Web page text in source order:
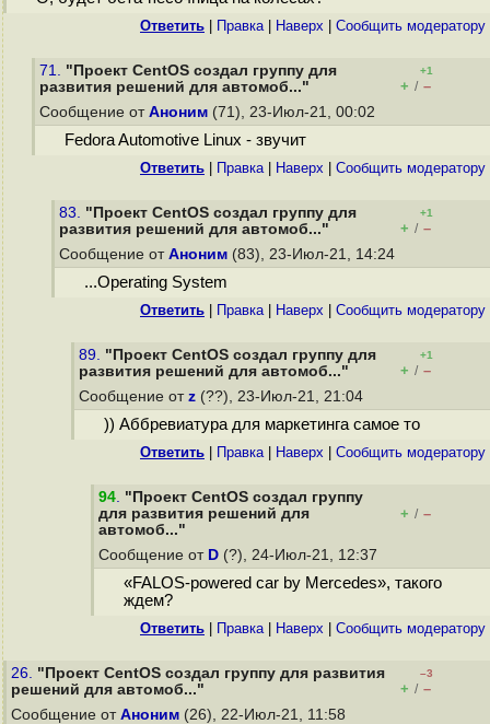
Ответить Правка| Наверх Cообщить модератору
71. "Проект CentOS создал группу для
развития решений для автомоб..."
+1
+ / –
Сообщение от Аноним (71), 23-Июл-21, 00:02
Fedora Automotive Linux - звучит
Ответить Правка| Наверх Cообщить модератору
83. "Проект CentOS создал группу для
развития решений для автомоб..."
+1
+ / –
Сообщение от Аноним (83), 23-Июл-21, 14:24
...Operating System
Ответить Правка| Наверх Cообщить модератору
89. "Проект CentOS создал группу для
развития решений для автомоб..."
+1
+ / –
Сообщение от z (??), 23-Июл-21, 21:04
)) Аббревиатура для маркетинга самое то
Ответить Правка| Наверх Cообщить модератору
94. "Проект CentOS создал группу
для развития решений для
автомоб..."
+ / –
Сообщение от D (?), 24-Июл-21, 12:37
«FALOS-powered car by Mercedes», такого
ждем?
Ответить Правка| Наверх Cообщить модератору
26. "Проект CentOS создал группу для развития
решений для автомоб..."
–3
+ / –
Сообщение от Аноним (26), 22-Июл-21, 11:58